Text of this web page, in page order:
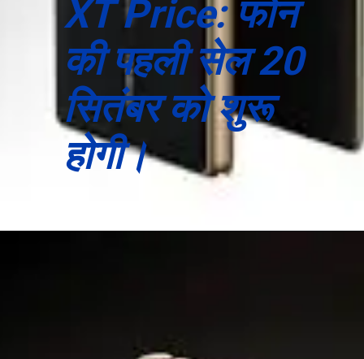
XT Price: फोन
की पहली सेल 20
सितंबर को शुरू
होगी।